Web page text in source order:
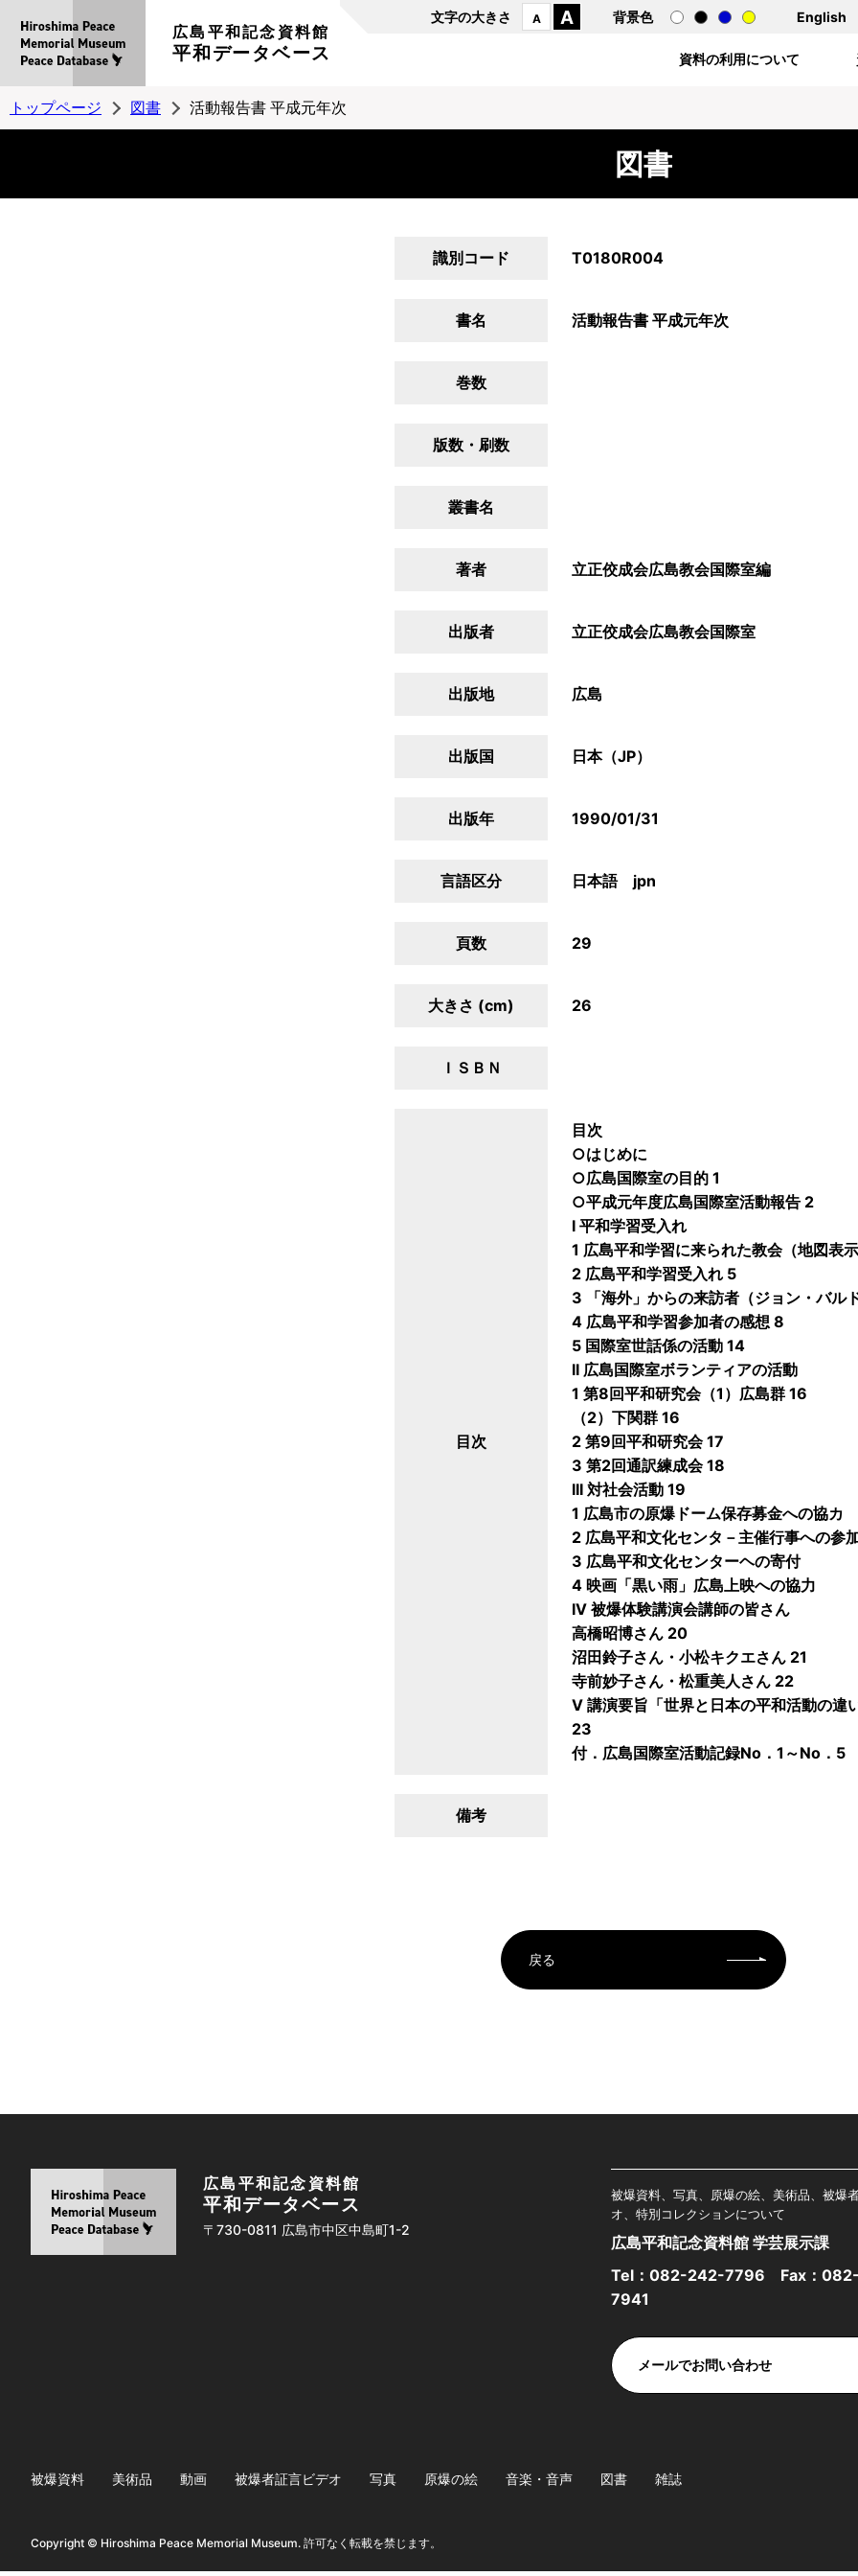
広島平和記念資料館
平和データベース
文字の大きさ A A 背景色 English
資料の利用について
トップページ 図書 活動報告書 平成元年次
図書
識別コード T0180R004
書名 活動報告書 平成元年次
巻数
版数・刷数
叢書名
著者 立正佼成会広島教会国際室編
出版者 立正佼成会広島教会国際室
出版地 広島
出版国 日本（JP）
出版年 1990/01/31
言語区分 日本語 jpn
頁数 29
大きさ (cm) 26
ＩＳＢＮ
目次
目次
○はじめに
○広島国際室の目的 1
○平成元年度広島国際室活動報告 2
I 平和学習受入れ
1 広島平和学習に来られた教会（地図表
2 広島平和学習受入れ 5
3 「海外」からの来訪者（ジョン・バル
4 広島平和学習参加者の感想 8
5 国際室世話係の活動 14
II 広島国際室ボランティアの活動
1 第8回平和研究会（1）広島群 16
（2）下関群 16
2 第9回平和研究会 17
3 第2回通訳練成会 18
III 対社会活動 19
1 広島市の原爆ドーム保存募金への協カ
2 広島平和文化センタ－主催行事への参
3 広島平和文化センターヘの寄付
4 映画「黒い雨」広島上映への協力
IV 被爆体験講演会講師の皆さん
高橋昭博さん 20
沼田鈴子さん・小松キクエさん 21
寺前妙子さん・松重美人さん 22
V 講演要旨「世界と日本の平和活動の違
23
付．広島国際室活動記録No．1～No．5
備考
戻る
広島平和記念資料館
平和データベース
〒730-0811 広島市中区中島町1-2
被爆資料、写真、原爆の絵、美術品、被爆
オ、特別コレクションについて
広島平和記念資料館 学芸展示課
Tel： 082-242-7796 Fax：
7941
メールでお問い合わせ
被爆資料 美術品 動画 被爆者証言ビデオ 写真 原爆の絵 音楽・音声 図書 雑誌
Copyright © Hiroshima Peace Memorial Museum. 許可なく転載を禁じます。